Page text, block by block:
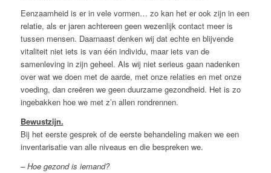
Eenzaamheid is er in vele vormen… zo kan het er ook zijn in een
relatie, als er jaren achtereen geen wezenlijk contact meer is
tussen mensen. Daarnaast denken wij dat echte en blijvende
vitaliteit niet iets is van één individu, maar iets van de
samenleving in zijn geheel. Als wij niet serieus gaan nadenken
over wat we doen met de aarde, met onze relaties en met onze
voeding, dan creëren we geen duurzame gezondheid. Het is zo
ingebakken hoe we met z’n allen rondrennen.
Bewustzijn.
Bij het eerste gesprek of de eerste behandeling maken we een
inventarisatie van alle niveaus en die bespreken we.
– Hoe gezond is iemand?